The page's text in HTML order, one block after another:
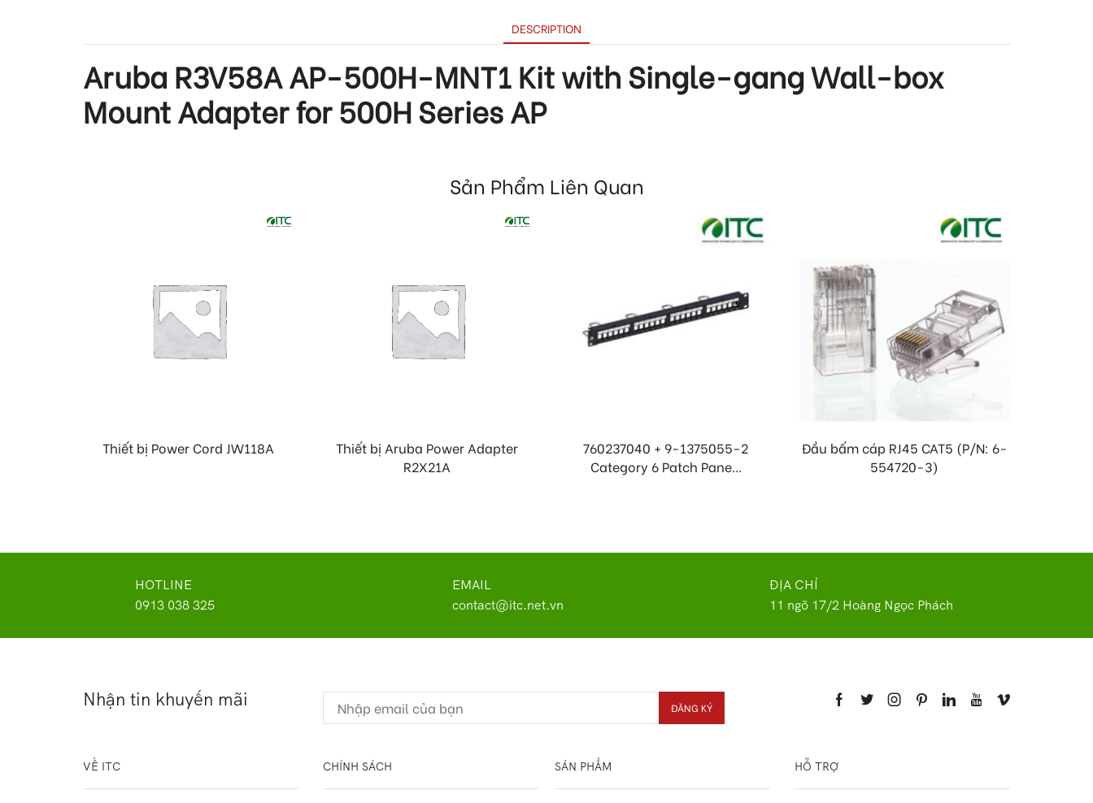
DESCRIPTION
Aruba R3V58A AP-500H-MNT1 Kit with Single-gang Wall-box
Mount Adapter for 500H Series AP
Sản Phẩm Liên Quan
Thiết bị Power Cord JW118A
Thiết bị Aruba Power Adapter
R2X21A
760237040 + 9-1375055-2
Category 6 Patch Pane...
Đầu bấm cáp RJ45 CAT5 (P/N: 6-
554720-3)
HOTLINE
0913 038 325
EMAIL
contact@itc.net.vn
ĐỊA CHỈ
11 ngõ 17/2 Hoàng Ngọc Phách
Nhận tin khuyến mãi
VỀ ITC CHÍNH SÁCH SẢN PHẨM HỖ TRỢ